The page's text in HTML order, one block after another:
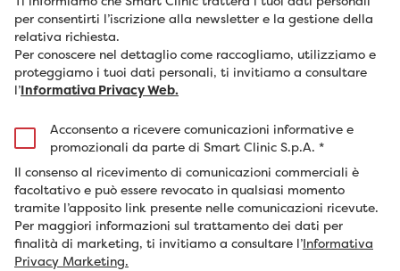
per consentirti l’iscrizione alla newsletter e la gestione della
relativa richiesta.
Per conoscere nel dettaglio come raccogliamo, utilizziamo e
proteggiamo i tuoi dati personali, ti invitiamo a consultare
l’Informativa Privacy Web.
Acconsento a ricevere comunicazioni informative e
promozionali da parte di Smart Clinic S.p.A. *
Il consenso al ricevimento di comunicazioni commerciali è
facoltativo e può essere revocato in qualsiasi momento
tramite l’apposito link presente nelle comunicazioni ricevute.
Per maggiori informazioni sul trattamento dei dati per
finalità di marketing, ti invitiamo a consultare l’Informativa
Privacy Marketing.